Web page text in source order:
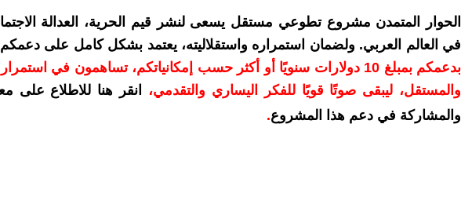
الحوار المتمدن مشروع تطوعي مستقل يسعى لنشر قيم الحرية، العدالة
في العالم العربي. ولضمان استمراره واستقلاليته، يعتمد بشكل كامل على
بدعمكم بمبلغ 10 دولارات سنويًا أو أكثر حسب إمكانياتكم، تساهمون في
والمستقل، ليبقى صوتًا قويًا للفكر اليساري والتقدمي،
انقر هنا للاطلاع على
والمشاركة في دعم هذا المشروع.